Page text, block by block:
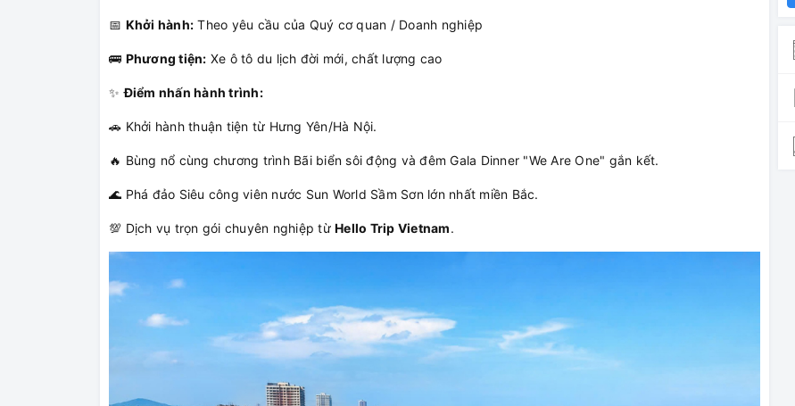
📅 Khởi hành: Theo yêu cầu của Quý cơ quan / Doanh nghiệp
🚌 Phương tiện: Xe ô tô du lịch đời mới, chất lượng cao
✨Điểm nhấn hành trình:
🚗 Khởi hành thuận tiện từ Hưng Yên/Hà Nội.
🔥 Bùng nổ cùng chương trình Bãi biển sôi động và đêm Gala Dinner "We Are One" gắn kết.
🌊 Phá đảo Siêu công viên nước Sun World Sầm Sơn lớn nhất miền Bắc.
💯 Dịch vụ trọn gói chuyên nghiệp từ Hello Trip Vietnam.